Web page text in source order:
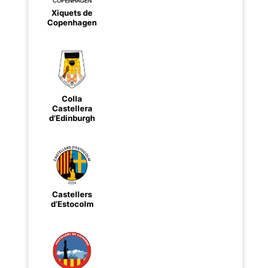
Xiquets de
Copenhagen
Colla
Castellera
d’Edinburgh
Castellers
d’Estocolm